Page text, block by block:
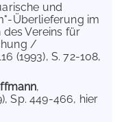
und
Überlieferung im
des Vereins für
/
(1993), S. 72-108,
,
Sp. 449-466, hier